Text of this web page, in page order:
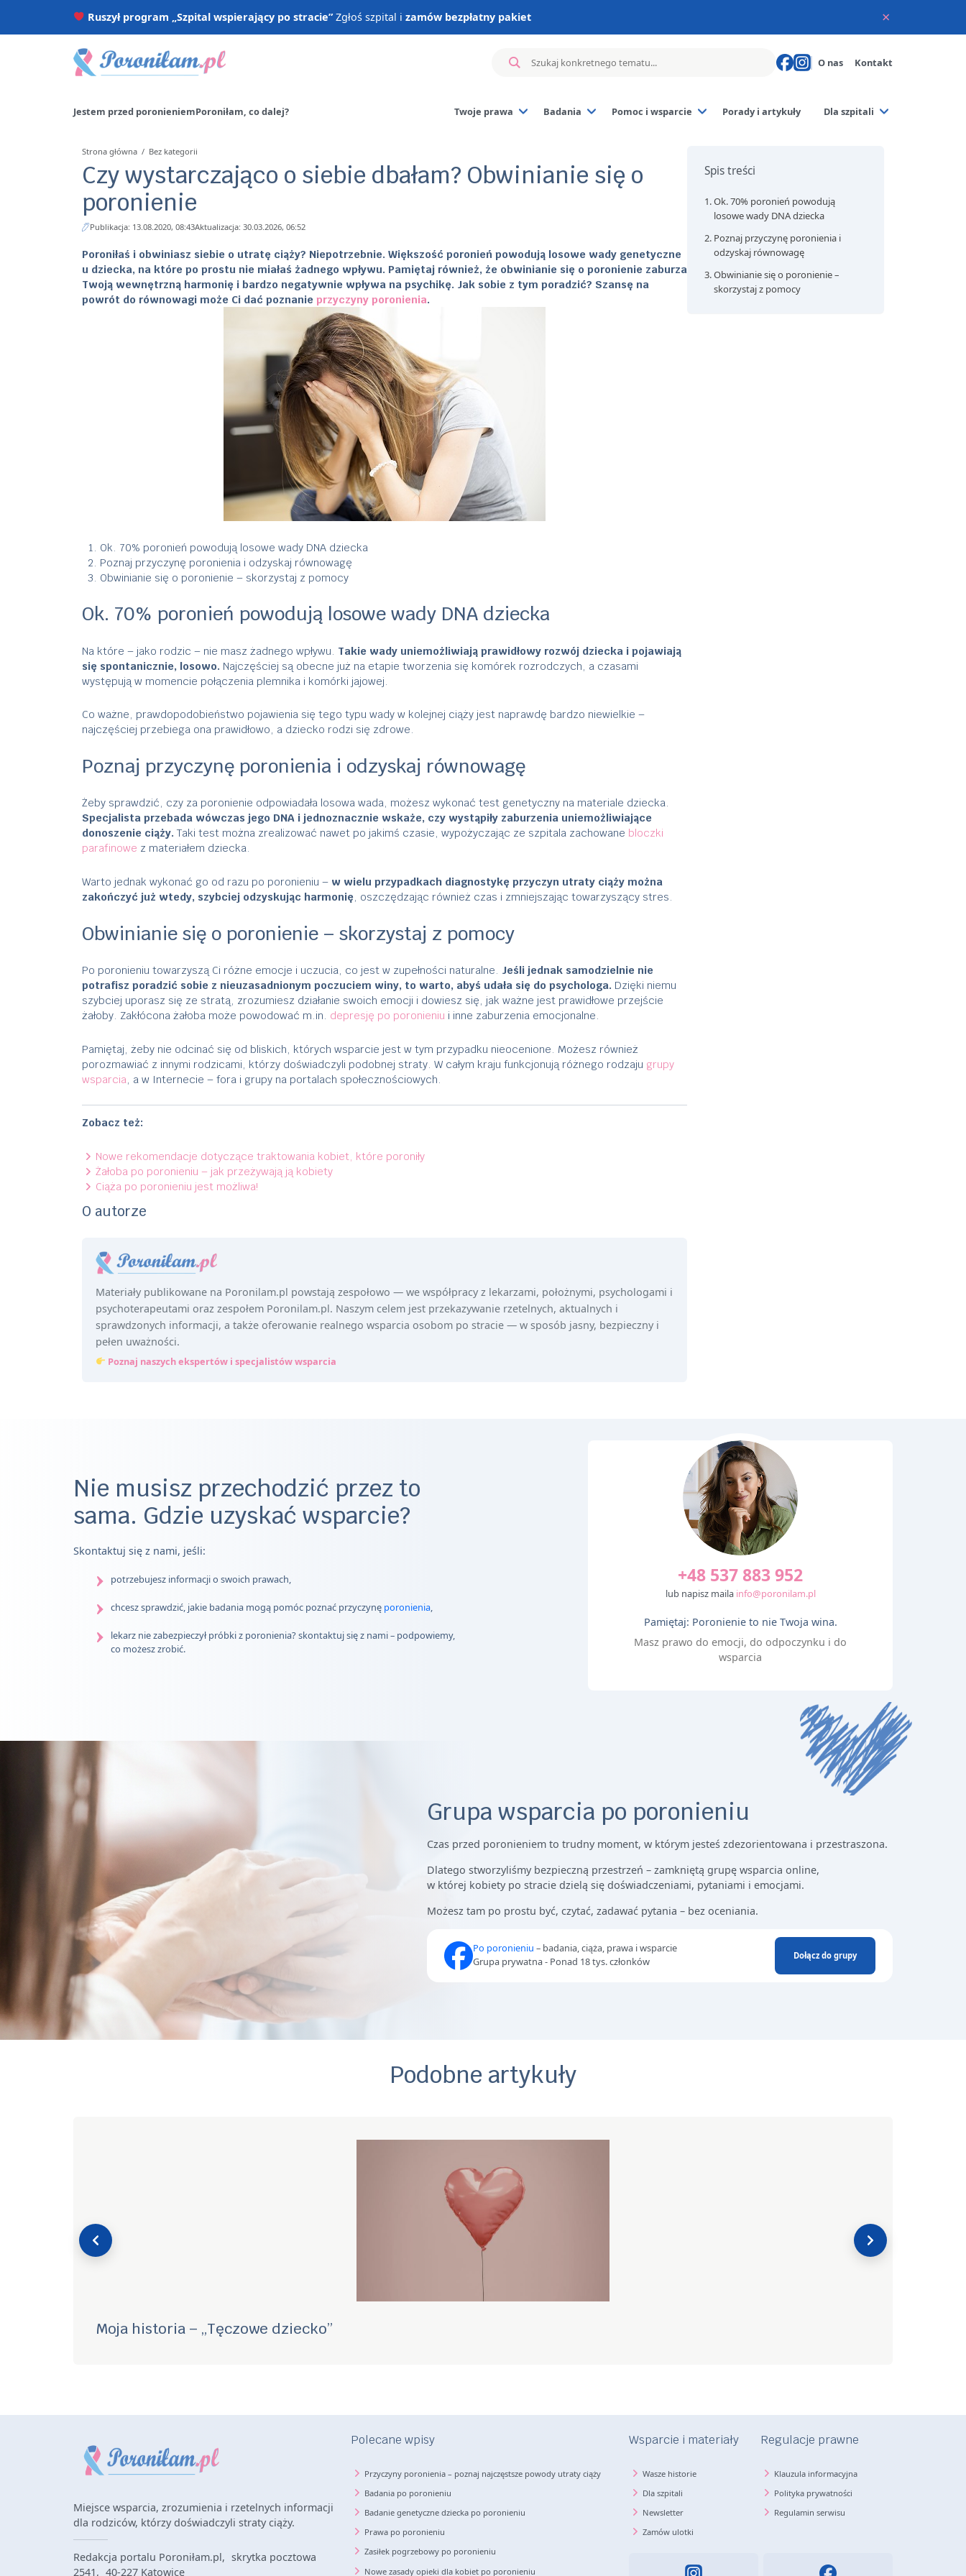
Ruszył program „Szpital wspierający po stracie” Zgłoś szpital izamów bezpłatny pakiet ×
O nas Kontakt
Jestem przed poronieniemPoroniłam, co dalej? Twoje prawa
Badania
Badania hormonalne
Pomoc i wsparcie Porady i artykuły Dla szpitali
Strona główna / Bez kategorii
Czy wystarczająco o siebie dbałam? Obwinianie się o
poronienie
Publikacja: 13.08.2020, 08:43Aktualizacja: 30.03.2026, 06:52
Poroniłaś i obwiniasz siebie o utratę ciąży? Niepotrzebnie. Większość poronień powodują losowe wady genetyczne
u dziecka, na które po prostu nie miałaś żadnego wpływu. Pamiętaj również, że obwinianie się o poronienie zaburza
Twoją wewnętrzną harmonię i bardzo negatywnie wpływa na psychikę. Jak sobie z tym poradzić? Szansę na
powrót do równowagi może Ci dać poznanie przyczyny poronienia.
Ok. 70% poronień powodują losowe wady DNA dziecka
Poznaj przyczynę poronienia i odzyskaj równowagę
Obwinianie się o poronienie – skorzystaj z pomocy
Ok. 70% poronień powodują losowe wady DNA dziecka
Na które – jako rodzic – nie masz żadnego wpływu. Takie wady uniemożliwiają prawidłowy rozwój dziecka i pojawiają
się spontanicznie, losowo. Najczęściej są obecne już na etapie tworzenia się komórek rozrodczych, a czasami
występują w momencie połączenia plemnika i komórki jajowej.
Co ważne, prawdopodobieństwo pojawienia się tego typu wady w kolejnej ciąży jest naprawdę bardzo niewielkie –
najczęściej przebiega ona prawidłowo, a dziecko rodzi się zdrowe.
Poznaj przyczynę poronienia i odzyskaj równowagę
Żeby sprawdzić, czy za poronienie odpowiadała losowa wada, możesz wykonać test genetyczny na materiale dziecka.
Specjalista przebada wówczas jego DNA i jednoznacznie wskaże, czy wystąpiły zaburzenia uniemożliwiające
donoszenie ciąży. Taki test można zrealizować nawet po jakimś czasie, wypożyczając ze szpitala zachowane bloczki
parafinowe z materiałem dziecka.
Warto jednak wykonać go od razu po poronieniu – w wielu przypadkach diagnostykę przyczyn utraty ciąży można
zakończyć już wtedy, szybciej odzyskując harmonię, oszczędzając również czas i zmniejszając towarzyszący stres.
Obwinianie się o poronienie – skorzystaj z pomocy
Po poronieniu towarzyszą Ci różne emocje i uczucia, co jest w zupełności naturalne. Jeśli jednak samodzielnie nie
potrafisz poradzić sobie z nieuzasadnionym poczuciem winy, to warto, abyś udała się do psychologa. Dzięki niemu
szybciej uporasz się ze stratą, zrozumiesz działanie swoich emocji i dowiesz się, jak ważne jest prawidłowe przejście
żałoby. Zakłócona żałoba może powodować m.in. depresję po poronieniu i inne zaburzenia emocjonalne.
Pamiętaj, żeby nie odcinać się od bliskich, których wsparcie jest w tym przypadku nieocenione. Możesz również
porozmawiać z innymi rodzicami, którzy doświadczyli podobnej straty. W całym kraju funkcjonują różnego rodzaju grupy
wsparcia, a w Internecie – fora i grupy na portalach społecznościowych.
Zobacz też:
Nowe rekomendacje dotyczące traktowania kobiet, które poroniły
Żałoba po poronieniu – jak przeżywają ją kobiety
Ciąża po poronieniu jest możliwa!
O autorze
Materiały publikowane na Poronilam.pl powstają zespołowo — we współpracy z lekarzami, położnymi, psychologami i
psychoterapeutami oraz zespołem Poronilam.pl. Naszym celem jest przekazywanie rzetelnych, aktualnych i
sprawdzonych informacji, a także oferowanie realnego wsparcia osobom po stracie — w sposób jasny, bezpieczny i
pełen uważności.
Poznaj naszych ekspertów i specjalistów wsparcia
Spis treści
Ok. 70% poronień powodują
losowe wady DNA dziecka
Poznaj przyczynę poronienia i
odzyskaj równowagę
Obwinianie się o poronienie –
skorzystaj z pomocy
Nie musisz przechodzić przez to
sama. Gdzie uzyskać wsparcie?
Skontaktuj się z nami, jeśli:
potrzebujesz informacji o swoich prawach,
chcesz sprawdzić, jakie badania mogą pomóc poznać przyczynę poronienia,
lekarz nie zabezpieczył próbki z poronienia? skontaktuj się z nami – podpowiemy,
co możesz zrobić.
+48 537 883 952
lub napisz maila info@poronilam.pl
Pamiętaj: Poronienie to nie Twoja wina.
Masz prawo do emocji, do odpoczynku i do
wsparcia
Grupa wsparcia po poronieniu
Czas przed poronieniem to trudny moment, w którym jesteś zdezorientowana i przestraszona.
Dlatego stworzyliśmy bezpieczną przestrzeń – zamkniętą grupę wsparcia online,
w której kobiety po stracie dzielą się doświadczeniami, pytaniami i emocjami.
Możesz tam po prostu być, czytać, zadawać pytania – bez oceniania.
Po poronieniu – badania, ciąża, prawa i wsparcie
Grupa prywatna - Ponad 18 tys. członków
Dołącz do grupy
Podobne artykuły
Moja historia – „Tęczowe dziecko”
Miejsce wsparcia, zrozumienia i rzetelnych informacji
dla rodziców, którzy doświadczyli straty ciąży.
Redakcja portalu Poroniłam.pl, skrytka pocztowa
2541, 40-227 Katowice
Polecane wpisy
Przyczyny poronienia – poznaj najczęstsze powody utraty ciąży
Badania po poronieniu
Badanie genetyczne dziecka po poronieniu
Prawa po poronieniu
Zasiłek pogrzebowy po poronieniu
Nowe zasady opieki dla kobiet po poronieniu
Wsparcie i materiały
Wasze historie
Dla szpitali
Newsletter
Zamów ulotki
Regulacje prawne
Klauzula informacyjna
Polityka prywatności
Regulamin serwisu